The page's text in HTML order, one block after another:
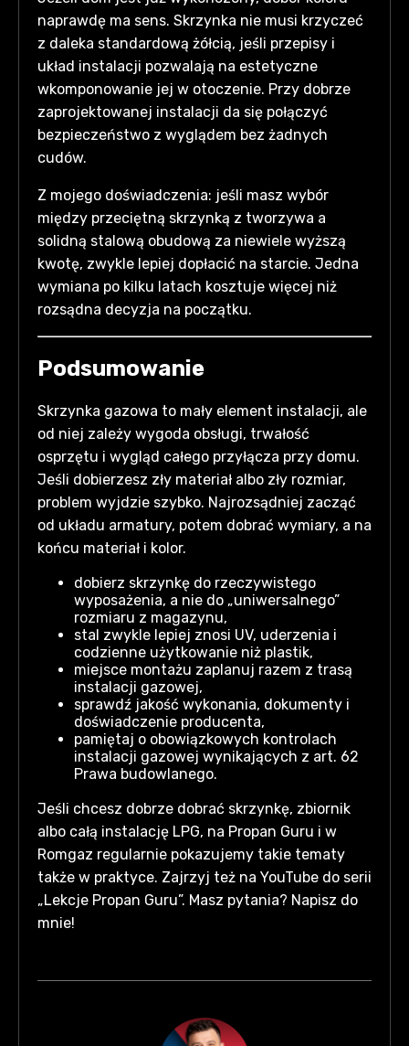
naprawdę ma sens. Skrzynka nie musi krzyczeć
z daleka standardową żółcią, jeśli przepisy i
układ instalacji pozwalają na estetyczne
wkomponowanie jej w otoczenie. Przy dobrze
zaprojektowanej instalacji da się połączyć
bezpieczeństwo z wyglądem bez żadnych
cudów.
Z mojego doświadczenia: jeśli masz wybór
między przeciętną skrzynką z tworzywa a
solidną stalową obudową za niewiele wyższą
kwotę, zwykle lepiej dopłacić na starcie. Jedna
wymiana po kilku latach kosztuje więcej niż
rozsądna decyzja na początku.
Podsumowanie
Skrzynka gazowa to mały element instalacji, ale
od niej zależy wygoda obsługi, trwałość
osprzętu i wygląd całego przyłącza przy domu.
Jeśli dobierzesz zły materiał albo zły rozmiar,
problem wyjdzie szybko. Najrozsądniej zacząć
od układu armatury, potem dobrać wymiary, a na
końcu materiał i kolor.
dobierz skrzynkę do rzeczywistego
wyposażenia, a nie do „uniwersalnego”
rozmiaru z magazynu,
stal zwykle lepiej znosi UV, uderzenia i
codzienne użytkowanie niż plastik,
miejsce montażu zaplanuj razem z trasą
instalacji gazowej,
sprawdź jakość wykonania, dokumenty i
doświadczenie producenta,
pamiętaj o obowiązkowych kontrolach
instalacji gazowej wynikających z art. 62
Prawa budowlanego.
Jeśli chcesz dobrze dobrać skrzynkę, zbiornik
albo całą instalację LPG, na Propan Guru i w
Romgaz regularnie pokazujemy takie tematy
także w praktyce. Zajrzyj też na YouTube do serii
„Lekcje Propan Guru”. Masz pytania? Napisz do
mnie!